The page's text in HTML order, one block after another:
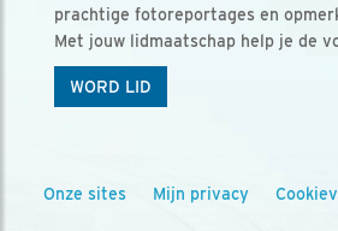
prachtige fotoreportages en
Met jouw lidmaatschap help je de
WORD LID
Onze sites Mijn privacy